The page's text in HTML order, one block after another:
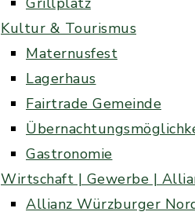
Kultur & Tourismus
Maternusfest
Lagerhaus
Fairtrade Gemeinde
Gastronomie
Wirtschaft | Gewerbe |
Allianz Würzburger